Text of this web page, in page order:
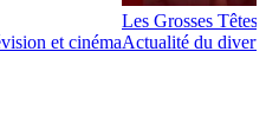
et cinéma
Les Grosses Têtes
Actualité du